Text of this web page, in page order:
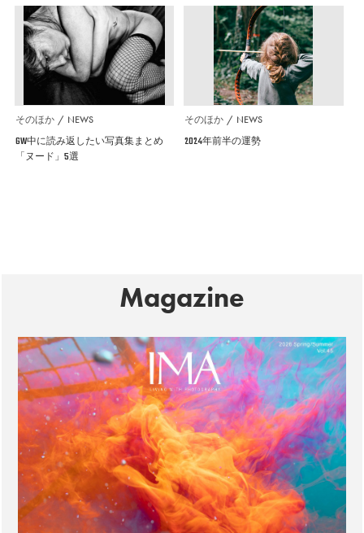
そのほか NEWS
GW中に読み返したい写真集まとめ
「ヌード」5選
そのほか NEWS
2024年前半の運勢
Magazine